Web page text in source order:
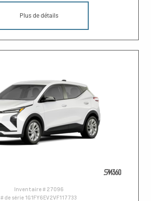
Plus de détails
Inventaire # 27096
# de série 1G1FY6EV2VF117733